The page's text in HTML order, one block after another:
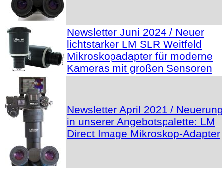
Newsletter Juni 2024 / Neuer
lichtstarker LM SLR Weitfeld
Mikroskopadapter für moderne
Kameras mit großen Sensoren
Newsletter April 2021 /
in unserer Angebotspalette: LM
Direct Image Mikroskop-Adapter